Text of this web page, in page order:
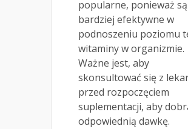
popularne, ponieważ są
bardziej efektywne w
podnoszeniu poziomu
witaminy w organizmie.
Ważne jest, aby
skonsultować się z
przed rozpoczęciem
suplementacji, aby
odpowiednią dawkę.